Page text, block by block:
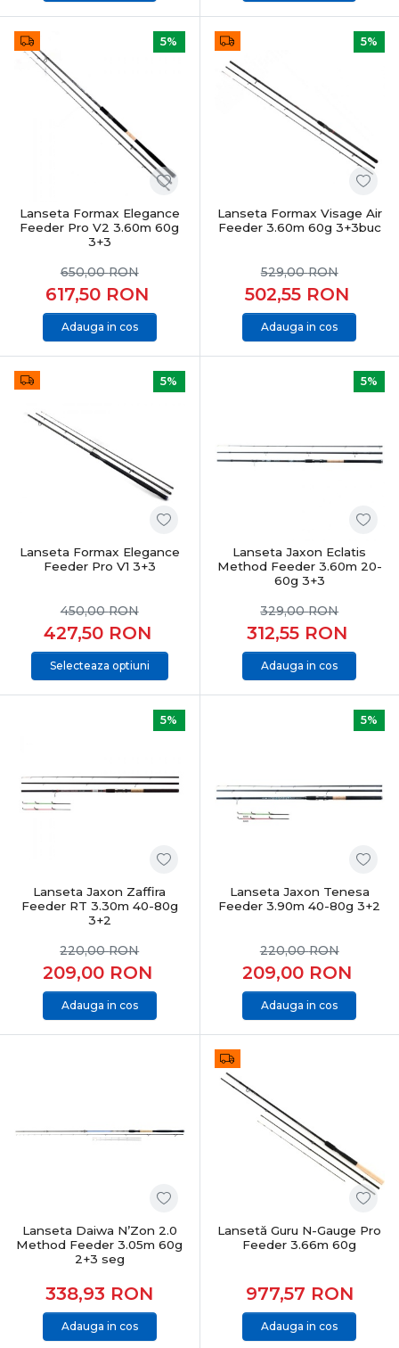
5%
Lanseta Formax Elegance
Feeder Pro V2 3.60m 60g
3+3
617,50 RON
650,00RON
Adauga in cos
5%
Lanseta Formax Visage Air
Feeder 3.60m 60g 3+3buc
502,55 RON
529,00RON
Adauga in cos
5%
Lanseta Formax Elegance
Feeder Pro V1 3+3
427,50 RON
450,00RON
Selecteaza optiuni
5%
Lanseta Jaxon Eclatis
Method Feeder 3.60m 20-
60g 3+3
312,55 RON
329,00RON
Adauga in cos
5%
Lanseta Jaxon Zaffira
Feeder RT 3.30m 40-80g
3+2
209,00 RON
220,00RON
Adauga in cos
5%
Lanseta Jaxon Tenesa
Feeder 3.90m 40-80g 3+2
209,00 RON
220,00RON
Adauga in cos
Lanseta Daiwa N’Zon 2.0
Method Feeder 3.05m 60g
2+3 seg
338,93 RON
Adauga in cos
Lansetă Guru N-Gauge Pro
Feeder 3.66m 60g
977,57 RON
Adauga in cos